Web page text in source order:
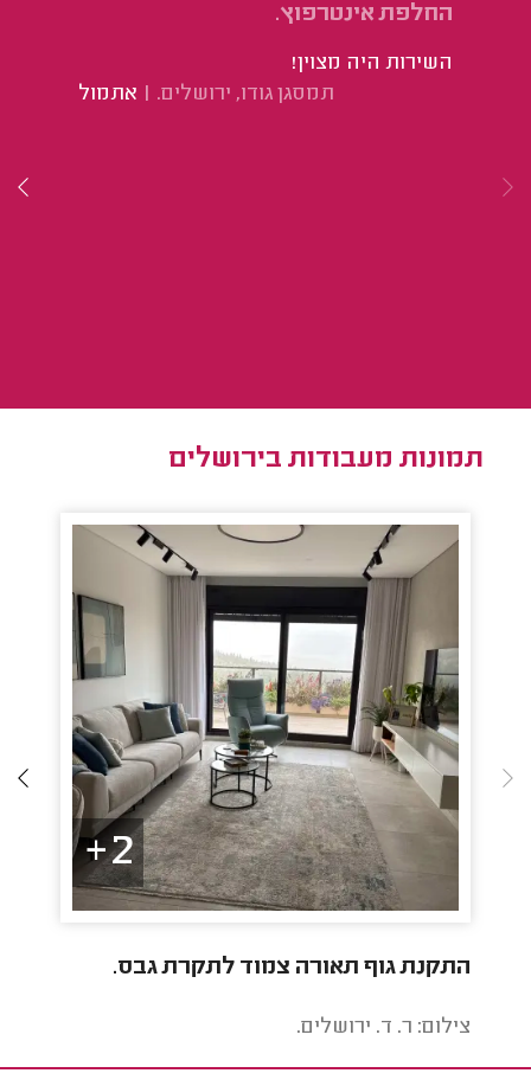
החלפת אינטרפוץ.
השירות היה מצוין!
תמסגן גודו, ירושלים.
אתמול
תמונות מעבודות בירושלים
2+
התקנת גוף תאורה צמוד לתקרת גבס.
צילום: ר. ד. ירושלים.